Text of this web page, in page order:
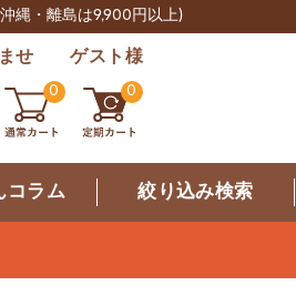
縄・離島は9,900円以上)
ませ ゲスト様
0 0
コラム 絞り込み検索